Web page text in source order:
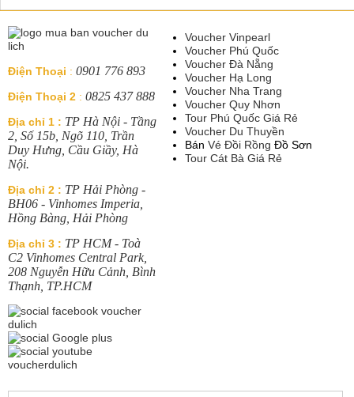
Điện Thoại : 0901 776 893
Điện Thoại 2 : 0825 437 888
Địa chỉ 1 : TP Hà Nội - Tầng
2, Số 15b, Ngõ 110, Trần
Duy Hưng, Cầu Giầy, Hà
Nội.
Địa chỉ 2 : TP Hải Phòng -
BH06 - Vinhomes Imperia,
Hồng Bàng, Hải Phòng
Địa chỉ 3 : TP HCM - Toà
C2 Vinhomes Central Park,
208 Nguyễn Hữu Cảnh, Bình
Thạnh, TP.HCM
Voucher Vinpearl
Voucher Phú Quốc
Voucher Đà Nẵng
Voucher Hạ Long
Voucher Nha Trang
Voucher Quy Nhơn
Tour Phú Quốc Giá Rẻ
Voucher Du Thuyền
Bán Vé Đồi Rồng Đồ Sơn
Tour Cát Bà Giá Rẻ